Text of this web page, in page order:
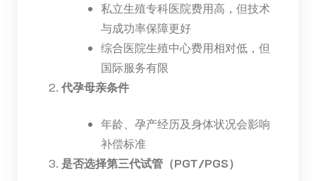
私立生殖专科医院费用高，但技术
与成功率保障更好
综合医院生殖中心费用相对低，但
国际服务有限
代孕母亲条件
年龄、孕产经历及身体状况会影响
补偿标准
是否选择第三代试管（PGT/PGS）